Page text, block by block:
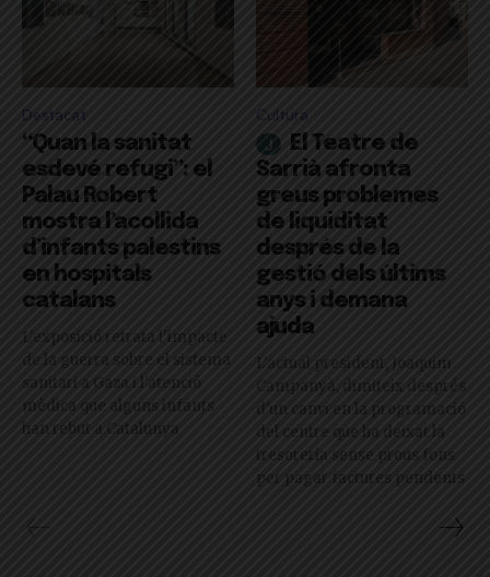
Destacat
“Quan la sanitat
esdevé refugi”: el
Palau Robert
mostra l’acollida
d’infants palestins
en hospitals
catalans
L'exposició retrata l'impacte
de la guerra sobre el sistema
sanitari a Gaza i l'atenció
mèdica que alguns infants
han rebut a Catalunya
Cultura
El Teatre de
Sarrià afronta
greus problemes
de liquiditat
després de la
gestió dels últims
anys i demana
ajuda
L'actual president, Joaquim
Campanyà, dimiteix després
d'un canvi en la programació
del centre que ha deixat la
tresoreria sense prous fons
per pagar factures pendents